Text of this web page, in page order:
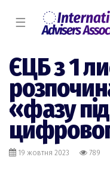
☰
ЄЦБ з 1
«фазу
19 жовтня 2023 789